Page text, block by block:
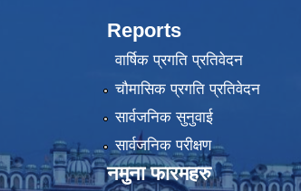
Reports
वार्षिक प्रगति प्रतिवेदन
चौमासिक प्रगति प्रतिवेदन
सार्वजनिक सुनुवाई
सार्वजनिक परीक्षण
नमुना फारमहरु